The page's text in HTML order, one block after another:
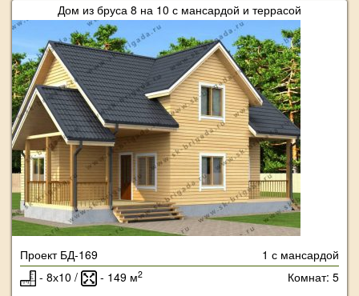
Дом из бруса 8 на 10 с мансардой и террасой
Проект БД-169
1 с мансардой
- 8х10 /
- 149 м2 Комнат: 5